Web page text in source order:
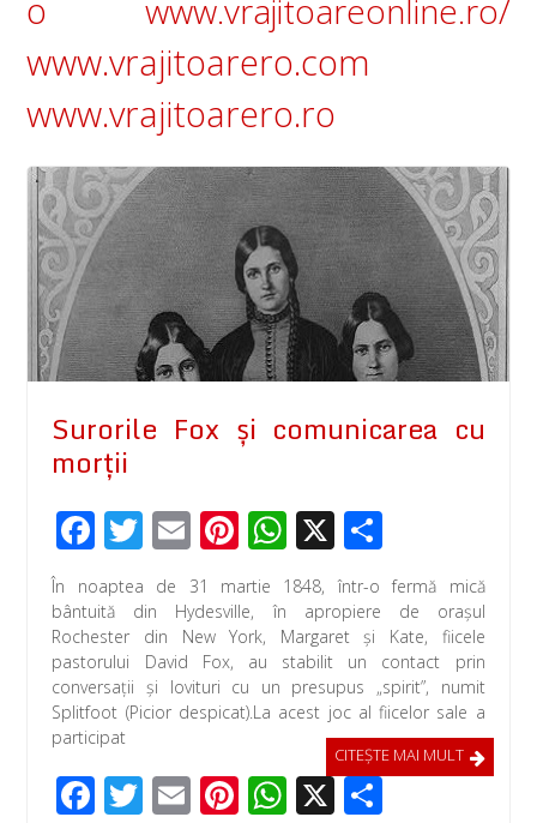
o
www.vrajitoareonline.ro/
www.vrajitoarero.com
www.vrajitoarero.ro
Surorile Fox şi comunicarea cu
morţii
F
ac
e
b
o
o
k
T
wi
tt
er
E
m
ail
Pi
nt
er
e
st
W
h
at
s
A
p
X
ar
ta
je
az
ă
În noaptea de 31 martie 1848, într-o fermă mică
bântuită din Hydesville, în apropiere de orașul
Rochester din New York, Margaret și Kate, fiicele
pastorului David Fox, au stabilit un contact prin
conversații şi lovituri cu un presupus „spirit”, numit
Splitfoot (Picior despicat).La acest joc al fiicelor sale a
participat
CITEŞTE MAI MULT
F T E Pi W X